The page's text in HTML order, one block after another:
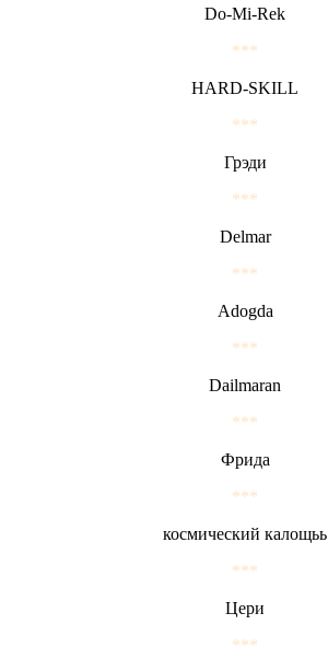
Do-Mi-Rek
***
HARD-SKILL
***
Грэди
***
Delmar
***
Adogda
***
Dailmaran
***
Фрида
***
космический калощьь
***
Цери
***